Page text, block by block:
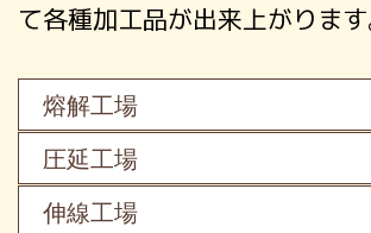
て各種加工品が出来上がります
熔解工場
圧延工場
伸線工場